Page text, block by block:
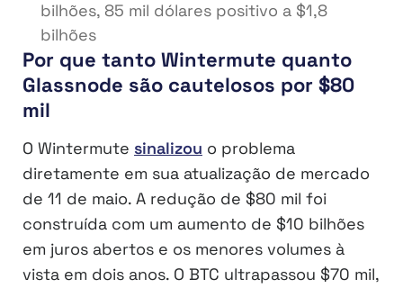
bilhões, 85 mil dólares positivo a $1,8
bilhões
Por que tanto Wintermute quanto
Glassnode são cautelosos por $80
mil
O Wintermute sinalizou o problema
diretamente em sua atualização de mercado
de 11 de maio. A redução de $80 mil foi
construída com um aumento de $10 bilhões
em juros abertos e os menores volumes à
vista em dois anos. O BTC ultrapassou $70 mil,